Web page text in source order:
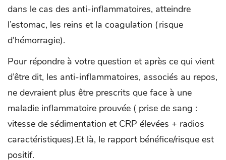
dans le cas des anti-inflammatoires, atteindre
l’estomac, les reins et la coagulation (risque
d’hémorragie).
Pour répondre à votre question et après ce qui vient
d’être dit, les anti-inflammatoires, associés au repos,
ne devraient plus être prescrits que face à une
maladie inflammatoire prouvée ( prise de sang :
vitesse de sédimentation et CRP élevées + radios
caractéristiques).Et là, le rapport bénéfice/risque est
positif.